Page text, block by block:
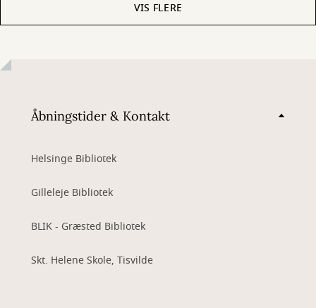
VIS FLERE
Åbningstider & Kontakt
Helsinge Bibliotek
Gilleleje Bibliotek
BLIK - Græsted Bibliotek
Skt. Helene Skole, Tisvilde